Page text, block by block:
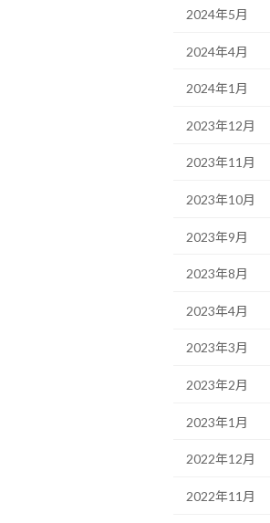
2024年5月
2024年4月
2024年1月
2023年12月
2023年11月
2023年10月
2023年9月
2023年8月
2023年4月
2023年3月
2023年2月
2023年1月
2022年12月
2022年11月